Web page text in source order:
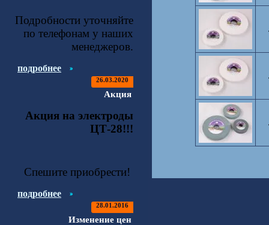
Подробности уточняйте
по телефонам у наших
менеджеров.
подробнее
26.03.2020
Акция
Акция на электроды
ЦТ-28!!!
Спешите приобрести!
подробнее
28.01.2016
Изменение цен